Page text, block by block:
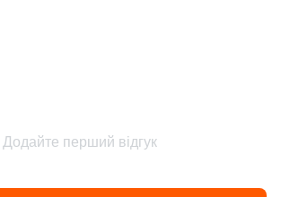
Додайте перший відгук